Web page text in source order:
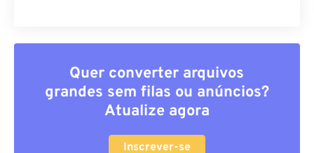
Quer converter arquivos
grandes sem filas ou anúncios?
Atualize agora
Inscrever-se